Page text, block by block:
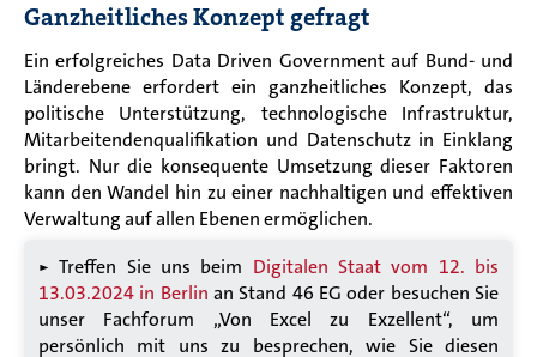
Ganzheitliches Konzept gefragt
Ein erfolgreiches Data Driven Government auf Bund- und
Länderebene erfordert ein ganzheitliches Konzept, das
politische Unterstützung, technologische Infrastruktur,
Mitarbeitendenqualifikation und Datenschutz in Einklang
bringt. Nur die konsequente Umsetzung dieser Faktoren
kann den Wandel hin zu einer nachhaltigen und effektiven
Verwaltung auf allen Ebenen ermöglichen.
► Treffen Sie uns beim Digitalen Staatvom 12. bis
13.03.2024 in Berlin an Stand 46 EG oder besuchen Sie
unser Fachforum „Von Excel zu Exzellent“, um
persönlich mit uns zu besprechen, wie Sie diesen